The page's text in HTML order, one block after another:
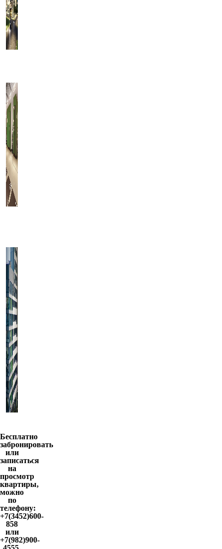
Бесплатно
забронировать
или
записаться
на
просмотр
квартиры,
можно
по
телефону:
+7(3452)600-
858
или
+7(982)900-